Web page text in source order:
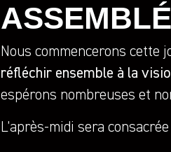
Nous commencerons cette
réfléchir ensemble à la
espérons nombreuses et
L’après-midi sera